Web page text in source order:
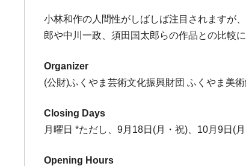
小林和作の人間性がしばしば注目されますが
郎や中川一政、須田国太郎らの作品との比較
Organizer
(公財)ふくやま芸術文化振興財団 ふくやま美
Closing Days
月曜日 *ただし、9月18日(月・祝)、10月9日(
Opening Hours